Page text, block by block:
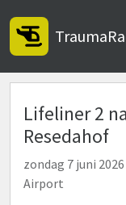
Lifeliner 2
Resedahof
zondag 7 juni
Airport